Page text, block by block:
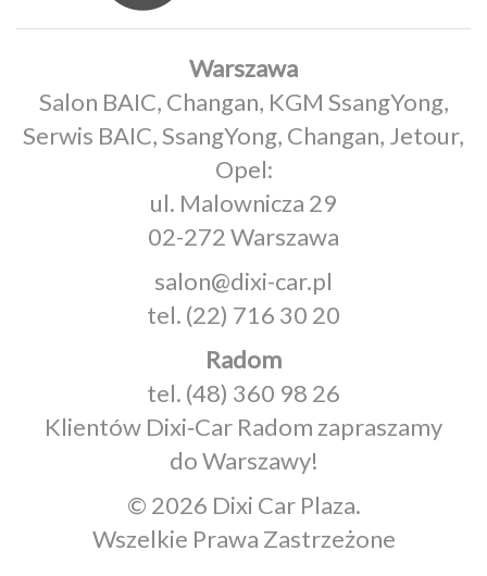
Warszawa
Salon BAIC, Changan, KGM SsangYong,
Serwis BAIC, SsangYong, Changan, Jetour,
Opel:
ul. Malownicza 29
02-272 Warszawa
salon@dixi-car.pl
tel. (22) 716 30 20
Radom
tel. (48) 360 98 26
Klientów Dixi‑Car Radom zapraszamy
do Warszawy!
© 2026 Dixi Car Plaza.
Wszelkie Prawa Zastrzeżone